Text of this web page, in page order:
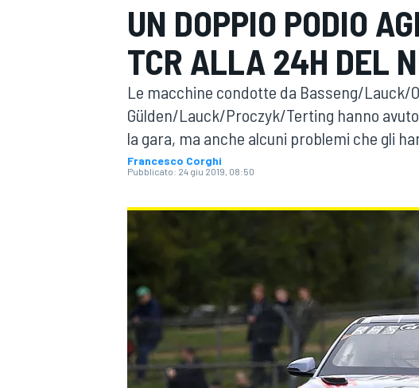
MOTOGP WEC
UN DOPPIO PODIO
TCR ALLA 24H DEL
Le macchine condotte da Basseng/Lauck/
Gülden/Lauck/Proczyk/Terting hanno
la gara, ma anche alcuni problemi che gli
Francesco Corghi
Pubblicato: 24 giu 2019, 08:50